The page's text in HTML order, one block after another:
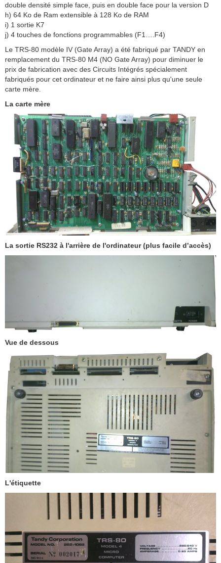
double densité simple face, puis en double face pour la version D
h) 64 Ko de Ram extensible à 128 Ko de RAM
i) 1 sortie K7
j) 4 touches de fonctions programmables (F1….F4)
Le TRS-80 modèle IV (Gate Array) a été fabriqué par TANDY en
remplacement du TRS-80 M4 (NO Gate Array) pour diminuer le
prix de fabrication avec des Circuits Intégrés spécialement
fabriqués pour cet ordinateur et ne faire ainsi plus qu'une seule
carte mère.
La carte mère
La sortie RS232 à l'arrière de l'ordinateur (plus facile d’accès)
Vue de dessous
L'étiquette